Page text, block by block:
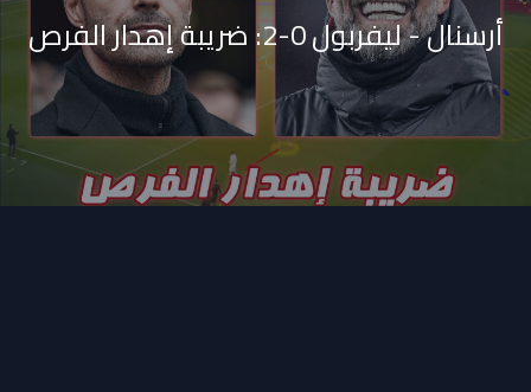
أرسنال - ليفربول 0-2: ضريبة إهدار الفرص